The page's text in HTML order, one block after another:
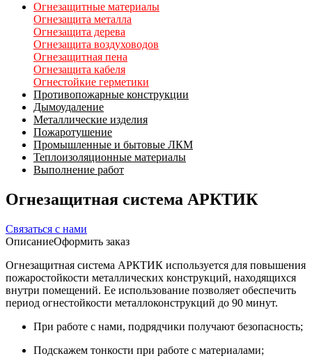
Огнезащитные материалы
Огнезащита металла
Огнезащита дерева
Огнезащита воздуховодов
Огнезащитная пена
Огнезащита кабеля
Огнестойкие герметики
Противопожарные конструкции
Дымоудаление
Металлические изделия
Пожаротушение
Промышленные и бытовые ЛКМ
Теплоизоляционные материалы
Выполнение работ
Огнезащитная система АРКТИК
Связаться с нами
ОписаниеОформить заказ
Огнезащитная система АРКТИК используется для повышения
пожаростойкости металлических конструкций, находящихся
внутри помещений. Ее использование позволяет обеспечить
период огнестойкости металлоконструкций до 90 минут.
При работе с нами, подрядчики получают безопасность;
Подскажем тонкости при работе с материалами;